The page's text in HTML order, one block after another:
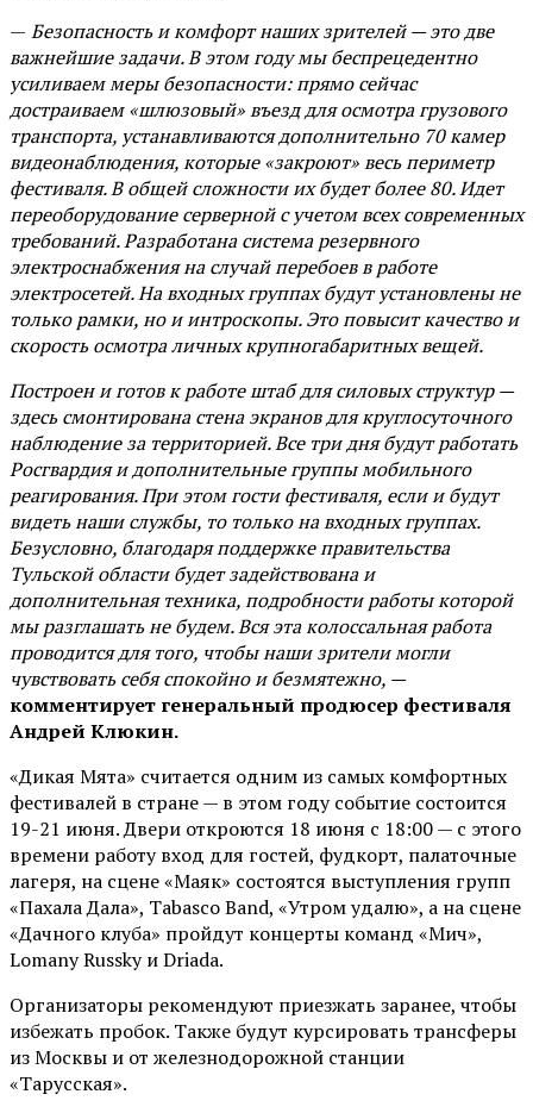
— Безопасность и комфорт наших зрителей — это две
важнейшие задачи. В этом году мы беспрецедентно
усиливаем меры безопасности: прямо сейчас
достраиваем «шлюзовый» въезд для осмотра грузового
транспорта, устанавливаются дополнительно 70 камер
видеонаблюдения, которые «закроют» весь периметр
фестиваля. В общей сложности их будет более 80. Идет
переоборудование серверной с учетом всех современных
требований. Разработана система резервного
электроснабжения на случай перебоев в работе
электросетей. На входных группах будут установлены не
только рамки, но и интроскопы. Это повысит качество и
скорость осмотра личных крупногабаритных вещей.
Построен и готов к работе штаб для силовых структур —
здесь смонтирована стена экранов для круглосуточного
наблюдение за территорией. Все три дня будут работать
Росгвардия и дополнительные группы мобильного
реагирования. При этом гости фестиваля, если и будут
видеть наши службы, то только на входных группах.
Безусловно, благодаря поддержке правительства
Тульской области будет задействована и
дополнительная техника, подробности работы которой
мы разглашать не будем. Вся эта колоссальная работа
проводится для того, чтобы наши зрители могли
чувствовать себя спокойно и безмятежно, —
комментирует генеральный продюсер фестиваля
Андрей Клюкин.
«Дикая Мята» считается одним из самых комфортных
фестивалей в стране — в этом году событие состоится
19-21 июня. Двери откроются 18 июня с 18:00 — с этого
времени работу вход для гостей, фудкорт, палаточные
лагеря, на сцене «Маяк» состоятся выступления групп
«Пахала Дала», Tabasco Band, «Утром удалю», а на сцене
«Дачного клуба» пройдут концерты команд «Мич»,
Lomany Russky и Driada.
Организаторы рекомендуют приезжать заранее, чтобы
избежать пробок. Также будут курсировать трансферы
из Москвы и от железнодорожной станции
«Тарусская».